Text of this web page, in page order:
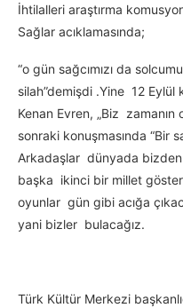
İhtilalleri araştırma
Sağlar acıklamasında;
“o gün sağcımızı da
silah”demişdi .Yine 12 Eylül
Kenan Evren, „Biz zamanın
sonraki konuşmasında “Bir
Arkadaşlar dünyada
başka ikinci bir millet
oyunlar gün gibi acığa
yani bizler bulacağız.
Türk Kültür Merkezi